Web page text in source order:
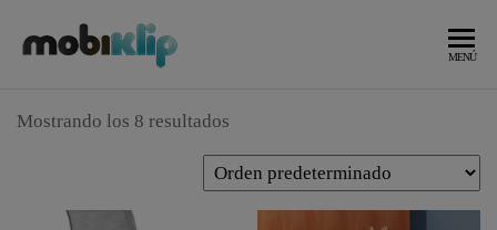
MENÚ
Mostrando los 8 resultados